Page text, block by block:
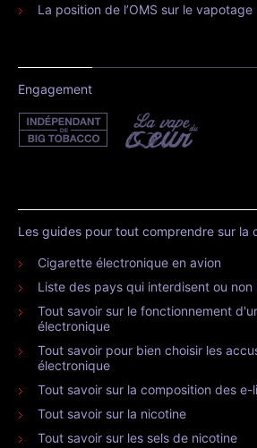
La position de l’OMS sur le vapotage
Engagement
Les guides pour tout comprendre sur la
Cigarette électronique en avion
Liste des pays qui interdisent ou non
Tout savoir sur le fonctionnement
électronique
Tout savoir pour bien choisir les
électronique
Tout savoir sur la composition des e-
Tout savoir sur la nicotine
Tout savoir sur les sels de nicotine